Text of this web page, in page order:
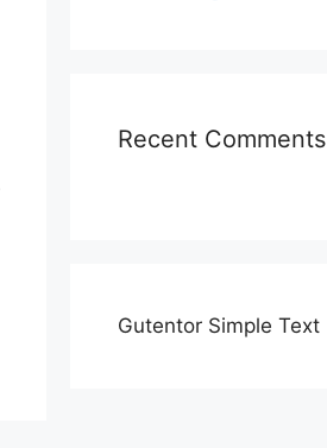
Recent Comments
Gutentor Simple Text